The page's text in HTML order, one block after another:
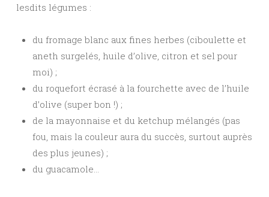
lesdits légumes :
du fromage blanc aux fines herbes (ciboulette et
aneth surgelés, huile d’olive, citron et sel pour
moi) ;
du roquefort écrasé à la fourchette avec de l’huile
d’olive (super bon !) ;
de la mayonnaise et du ketchup mélangés (pas
fou, mais la couleur aura du succès, surtout auprès
des plus jeunes) ;
du guacamole…